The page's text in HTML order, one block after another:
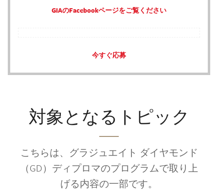
GIAのFacebookページをご覧ください
今すぐ応募
対象となるトピック
こちらは、グラジュエイト ダイヤモンド
（GD）ディプロマのプログラムで取り上
げる内容の一部です。